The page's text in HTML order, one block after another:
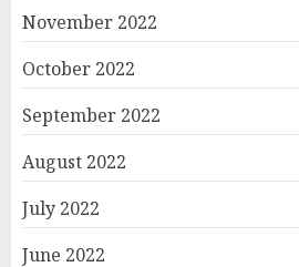
November 2022
October 2022
September 2022
August 2022
July 2022
June 2022